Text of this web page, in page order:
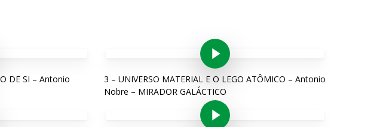
DE SI – Antonio
Play Video
3 – UNIVERSO MATERIAL E O LEGO ATÔMICO – Antonio
Nobre – MIRADOR GALÁCTICO
Play Video